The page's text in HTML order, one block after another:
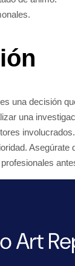
una decisión
una
Asegúrate